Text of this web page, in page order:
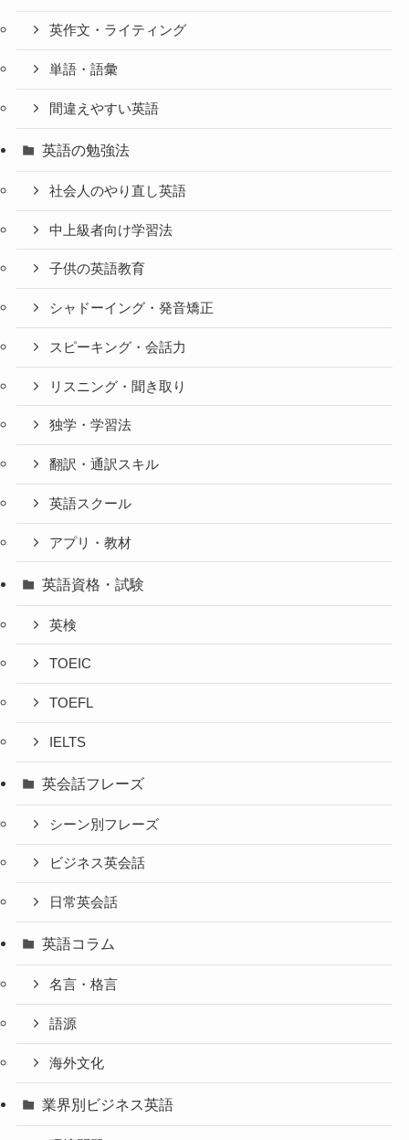
英作文・ライティング
単語・語彙
間違えやすい英語
英語の勉強法
社会人のやり直し英語
中上級者向け学習法
子供の英語教育
シャドーイング・発音矯正
スピーキング・会話力
リスニング・聞き取り
独学・学習法
翻訳・通訳スキル
英語スクール
アプリ・教材
英語資格・試験
英検
TOEIC
TOEFL
IELTS
英会話フレーズ
シーン別フレーズ
ビジネス英会話
日常英会話
英語コラム
名言・格言
語源
海外文化
業界別ビジネス英語